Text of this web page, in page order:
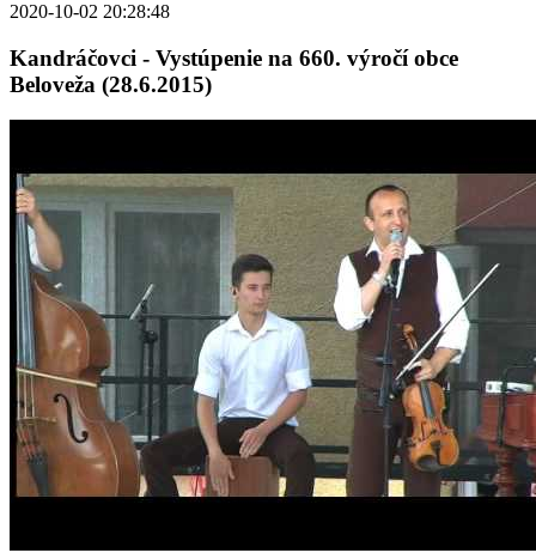
2020-10-02 20:28:48
Kandráčovci - Vystúpenie na 660. výročí obce
Beloveža (28.6.2015)